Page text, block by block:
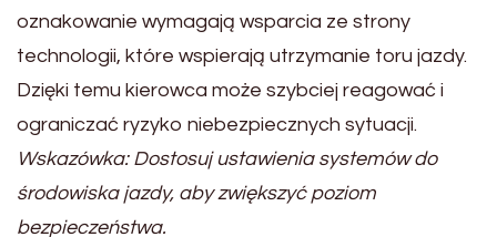
oznakowanie wymagają wsparcia ze strony
technologii, które wspierają utrzymanie toru jazdy.
Dzięki temu kierowca może szybciej reagować i
ograniczać ryzyko niebezpiecznych sytuacji.
Wskazówka: Dostosuj ustawienia systemów do
środowiska jazdy, aby zwiększyć poziom
bezpieczeństwa.